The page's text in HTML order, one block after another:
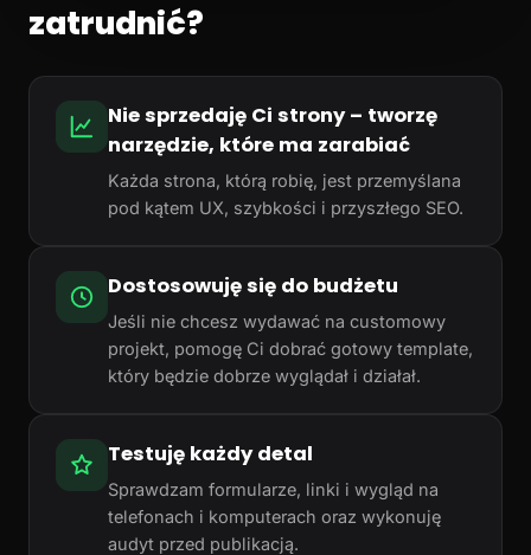
zatrudnić?
Nie sprzedaję Ci strony – tworzę
narzędzie, które ma zarabiać
Każda strona, którą robię, jest przemyślana
pod kątem UX, szybkości i przyszłego SEO.
Dostosowuję się do budżetu
Jeśli nie chcesz wydawać na customowy
projekt, pomogę Ci dobrać gotowy template,
który będzie dobrze wyglądał i działał.
Testuję każdy detal
Sprawdzam formularze, linki i wygląd na
telefonach i komputerach oraz wykonuję
audyt przed publikacją.